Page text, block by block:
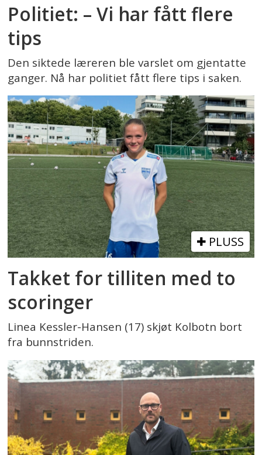
Politiet: – Vi har fått flere
tips
Den siktede læreren ble varslet om gjentatte
ganger. Nå har politiet fått flere tips i saken.
PLUSS
Takket for tilliten med to
scoringer
Linea Kessler-Hansen (17) skjøt Kolbotn bort
fra bunnstriden.